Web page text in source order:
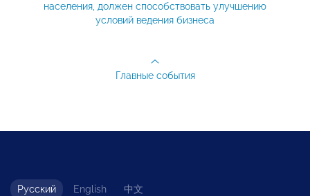
населения, должен способствовать улучшению
условий ведения бизнеса
Главные события
Русский English 中文